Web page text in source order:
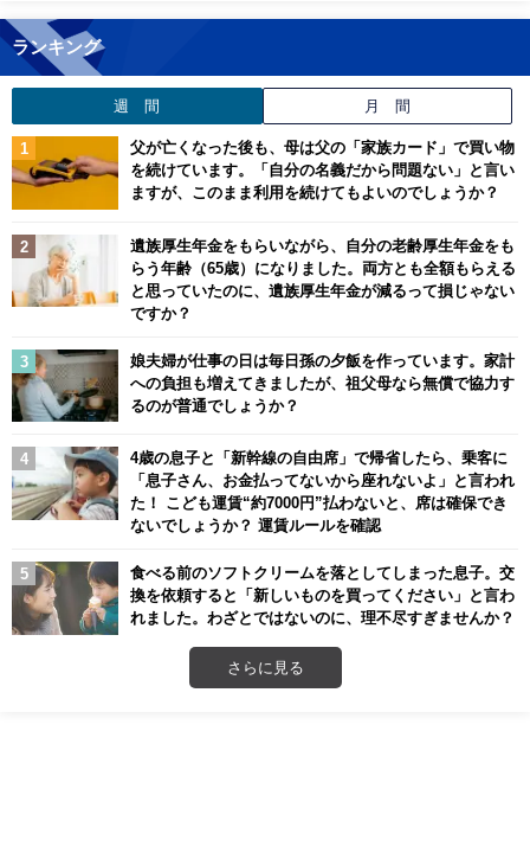
ランキング
週 間 月 間
父が亡くなった後も、母は父の「家族カード」で買い物
を続けています。「自分の名義だから問題ない」と言い
ますが、このまま利用を続けてもよいのでしょうか？
遺族厚生年金をもらいながら、自分の老齢厚生年金をも
らう年齢（65歳）になりました。両方とも全額もらえる
と思っていたのに、遺族厚生年金が減るって損じゃない
ですか？
娘夫婦が仕事の日は毎日孫の夕飯を作っています。家計
への負担も増えてきましたが、祖父母なら無償で協力す
るのが普通でしょうか？
4歳の息子と「新幹線の自由席」で帰省したら、乗客に
「息子さん、お金払ってないから座れないよ」と言われ
た！ こども運賃“約7000円”払わないと、席は確保でき
ないでしょうか？ 運賃ルールを確認
食べる前のソフトクリームを落としてしまった息子。交
換を依頼すると「新しいものを買ってください」と言わ
れました。わざとではないのに、理不尽すぎませんか？
さらに見る